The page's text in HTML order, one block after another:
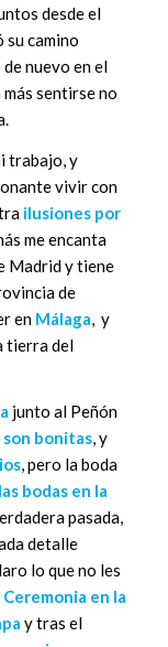
desde el
su camino
nuevo en el
sentirse no
trabajo, y
vivir con
ilusiones por
me encanta
Madrid y tiene
de
enMálaga, y
tierra del
junto al Peñón
son bonitas, y
, pero la boda
bodas en la
pasada,
detalle
lo que no les
Ceremonia en la
y tras el